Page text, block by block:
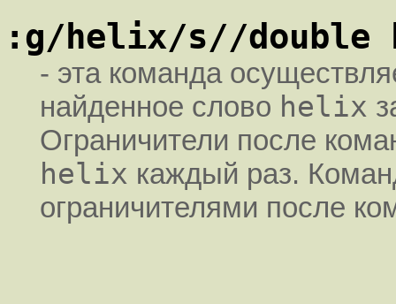
:g/helix/s//double
- эта команда
найденное слово helix
Ограничители после
helix каждый раз.
ограничителями после